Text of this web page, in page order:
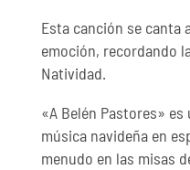
Esta canción se canta
emoción, recordando
Natividad.
«A Belén Pastores»
música navideña en
menudo en las misas